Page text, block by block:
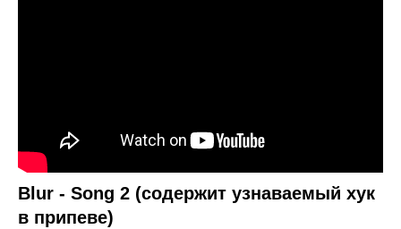
Blur - Song 2 (содержит узнаваемый хук
в припеве)